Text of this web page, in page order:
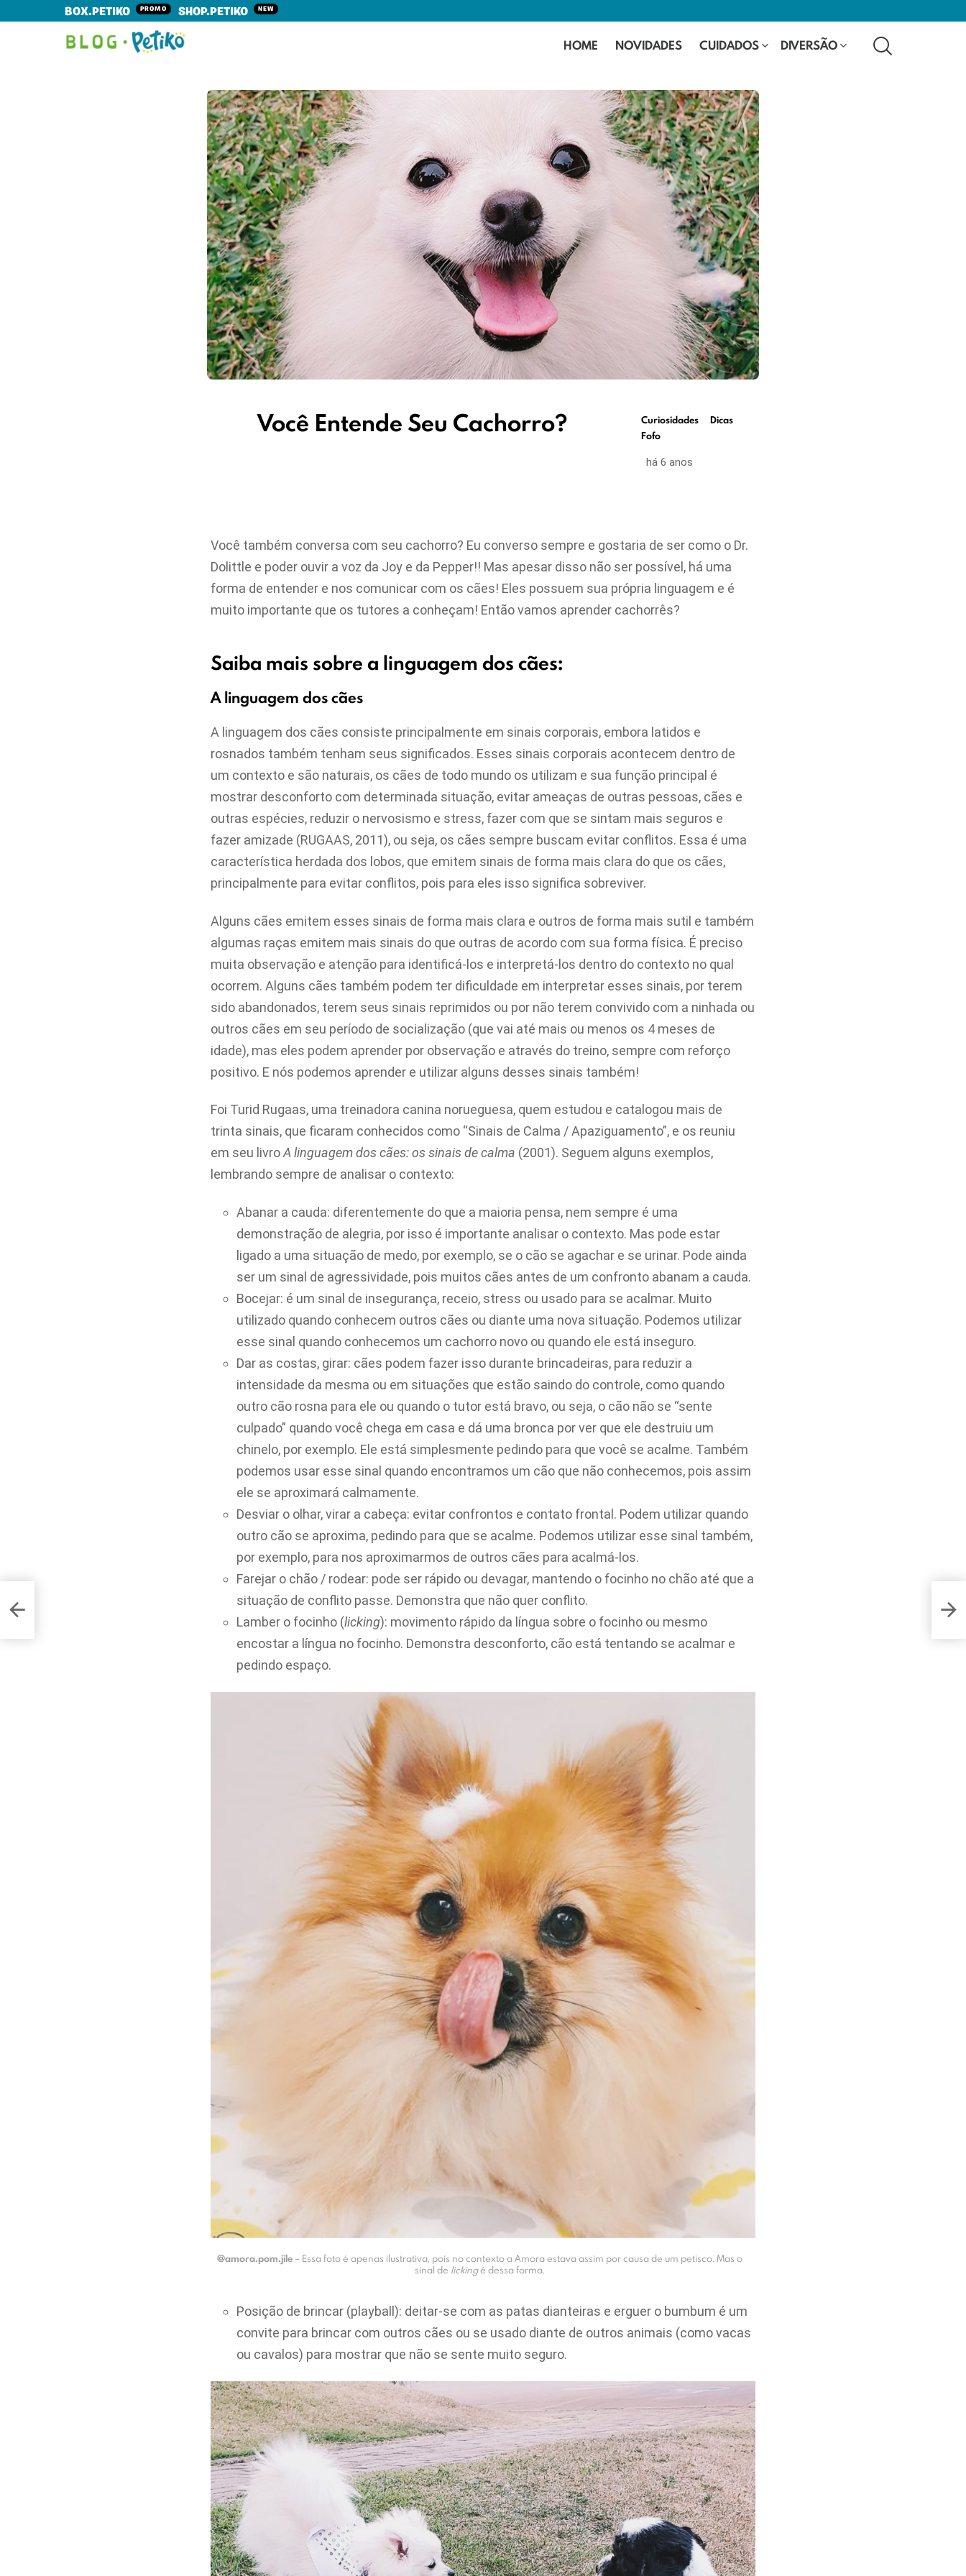
BOX.PETIKO PROMO SHOP.PETIKO NEW
HOME NOVIDADES CUIDADOS DIVERSÃO
Você Entende Seu Cachorro? Curiosidades
Dicas
Fofo
há 6 anos
Você também conversa com seu cachorro? Eu converso sempre e gostaria de ser como o Dr.
Dolittle e poder ouvir a voz da Joy e da Pepper!! Mas apesar disso não ser possível, há uma
forma de entender e nos comunicar com os cães! Eles possuem sua própria linguagem e é
muito importante que os tutores a conheçam! Então vamos aprender cachorrês?
Saiba mais sobre a linguagem dos cães:
A linguagem dos cães
A linguagem dos cães consiste principalmente em sinais corporais, embora latidos e
rosnados também tenham seus significados. Esses sinais corporais acontecem dentro de
um contexto e são naturais, os cães de todo mundo os utilizam e sua função principal é
mostrar desconforto com determinada situação, evitar ameaças de outras pessoas, cães e
outras espécies, reduzir o nervosismo e stress, fazer com que se sintam mais seguros e
fazer amizade (RUGAAS, 2011), ou seja, os cães sempre buscam evitar conflitos. Essa é uma
característica herdada dos lobos, que emitem sinais de forma mais clara do que os cães,
principalmente para evitar conflitos, pois para eles isso significa sobreviver.
Alguns cães emitem esses sinais de forma mais clara e outros de forma mais sutil e também
algumas raças emitem mais sinais do que outras de acordo com sua forma física. É preciso
muita observação e atenção para identificá-los e interpretá-los dentro do contexto no qual
ocorrem. Alguns cães também podem ter dificuldade em interpretar esses sinais, por terem
sido abandonados, terem seus sinais reprimidos ou por não terem convivido com a ninhada ou
outros cães em seu período de socialização (que vai até mais ou menos os 4 meses de
idade), mas eles podem aprender por observação e através do treino, sempre com reforço
positivo. E nós podemos aprender e utilizar alguns desses sinais também!
Foi Turid Rugaas, uma treinadora canina norueguesa, quem estudou e catalogou mais de
trinta sinais, que ficaram conhecidos como “Sinais de Calma / Apaziguamento”, e os reuniu
em seu livroA linguagem dos cães: os sinais de calma (2001). Seguem alguns exemplos,
lembrando sempre de analisar o contexto:
Abanar a cauda: diferentemente do que a maioria pensa, nem sempre é uma
demonstração de alegria, por isso é importante analisar o contexto. Mas pode estar
ligado a uma situação de medo, por exemplo, se o cão se agachar e se urinar. Pode ainda
ser um sinal de agressividade, pois muitos cães antes de um confronto abanam a cauda.
Bocejar: é um sinal de insegurança, receio, stress ou usado para se acalmar. Muito
utilizado quando conhecem outros cães ou diante uma nova situação. Podemos utilizar
esse sinal quando conhecemos um cachorro novo ou quando ele está inseguro.
Dar as costas, girar: cães podem fazer isso durante brincadeiras, para reduzir a
intensidade da mesma ou em situações que estão saindo do controle, como quando
outro cão rosna para ele ou quando o tutor está bravo, ou seja, o cão não se “sente
culpado” quando você chega em casa e dá uma bronca por ver que ele destruiu um
chinelo, por exemplo. Ele está simplesmente pedindo para que você se acalme. Também
podemos usar esse sinal quando encontramos um cão que não conhecemos, pois assim
ele se aproximará calmamente.
Desviar o olhar, virar a cabeça: evitar confrontos e contato frontal. Podem utilizar quando
outro cão se aproxima, pedindo para que se acalme. Podemos utilizar esse sinal também,
por exemplo, para nos aproximarmos de outros cães para acalmá-los.
Farejar o chão / rodear: pode ser rápido ou devagar, mantendo o focinho no chão até que a
situação de conflito passe. Demonstra que não quer conflito.
Lamber o focinho (licking): movimento rápido da língua sobre o focinho ou mesmo
encostar a língua no focinho. Demonstra desconforto, cão está tentando se acalmar e
pedindo espaço.
@amora.pom.jile – Essa foto é apenas ilustrativa, pois no contexto a Amora estava assim por causa de um petisco. Mas o
sinal de lickingé dessa forma.
Posição de brincar (playball): deitar-se com as patas dianteiras e erguer o bumbum é um
convite para brincar com outros cães ou se usado diante de outros animais (como vacas
ou cavalos) para mostrar que não se sente muito seguro.
no